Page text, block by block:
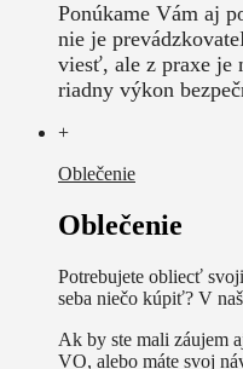
Ponúkame Vám aj
nie je
viesť, ale z praxe je
riadny výkon
+
Oblečenie
Oblečenie
Potrebujete obliecť
seba niečo kúpiť? V
Ak by ste mali záujem
VO, alebo máte svoj